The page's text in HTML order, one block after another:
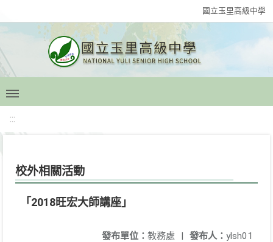
國立玉里高級中學
:::
校外相關活動
「2018旺宏大師講座」
發布人： ylsh01
發布單位： 教務處 |